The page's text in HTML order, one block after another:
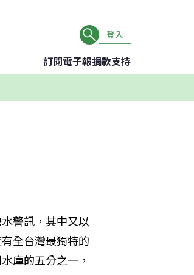
登入
訂閱電子報捐款支持
警訊，其中又以
全台灣最獨特的
庫的五分之一，